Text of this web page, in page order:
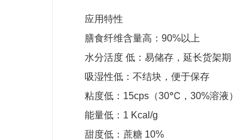
应用特性
膳食纤维含量高：90%以上
水分活度 低：易储存，延长货架期
吸湿性低：不结块，便于保存
粘度低：15cps（30℃，30%溶液）
能量低：1 Kcal/g
甜度低：蔗糖 10%